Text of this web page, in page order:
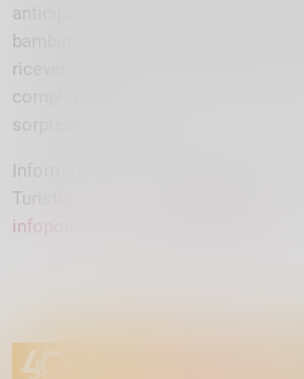
anticipa di una settimana la
bambini che si
riceveranno una storia del
completare: chi riuscirà a farlo
sorprese all’interno
Informazioni e prenotazione
Turistico
infopoint.chiavenna@valchiavenna.it